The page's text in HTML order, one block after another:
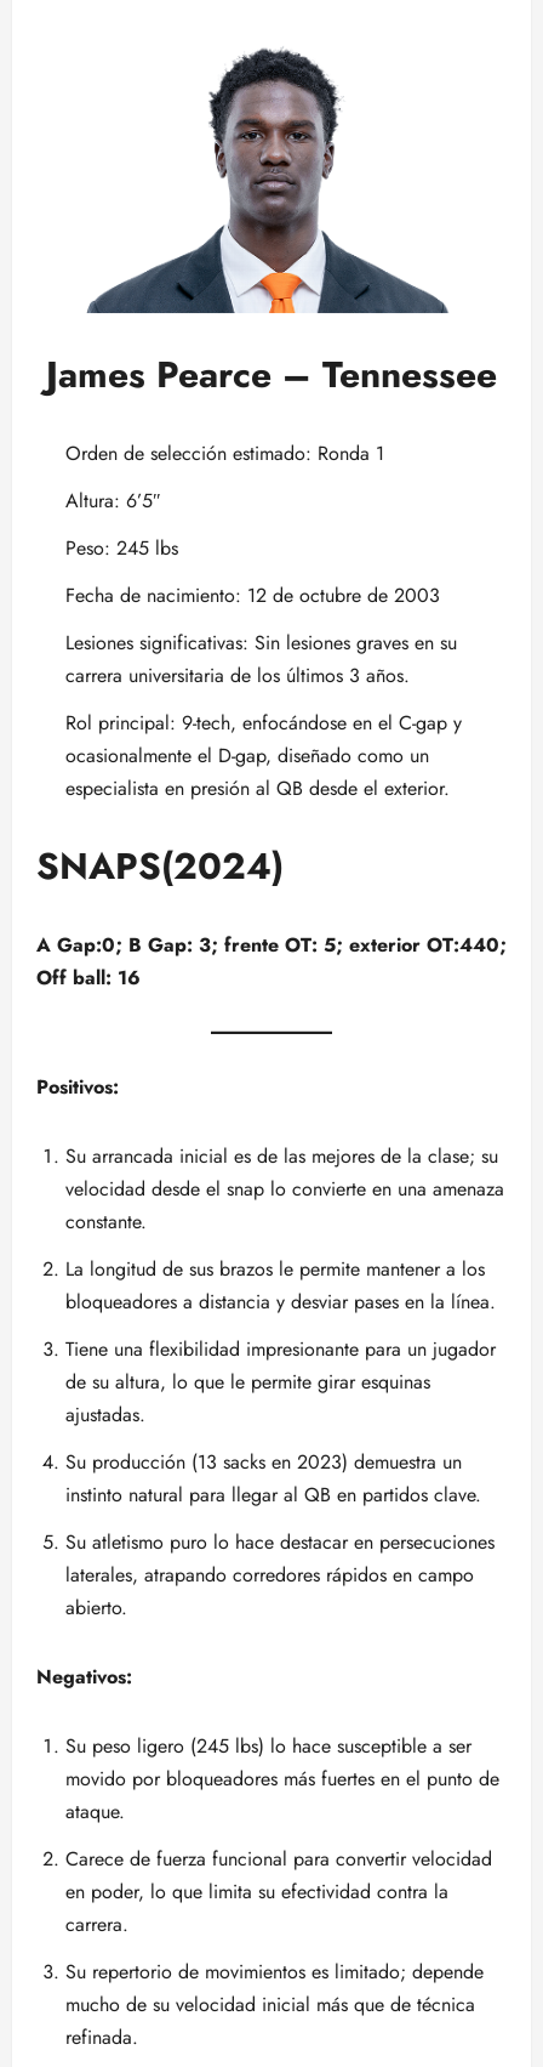
James Pearce – Tennessee
Orden de selección estimado: Ronda 1
Altura: 6’5″
Peso: 245 lbs
Fecha de nacimiento: 12 de octubre de 2003
Lesiones significativas: Sin lesiones graves en su
carrera universitaria de los últimos 3 años.
Rol principal: 9-tech, enfocándose en el C-gap y
ocasionalmente el D-gap, diseñado como un
especialista en presión al QB desde el exterior.
SNAPS(2024)
A Gap:0; B Gap: 3; frente OT: 5; exterior OT:440;
Off ball: 16
Positivos:
Su arrancada inicial es de las mejores de la clase; su
velocidad desde el snap lo convierte en una amenaza
constante.
La longitud de sus brazos le permite mantener a los
bloqueadores a distancia y desviar pases en la línea.
Tiene una flexibilidad impresionante para un jugador
de su altura, lo que le permite girar esquinas
ajustadas.
Su producción (13 sacks en 2023) demuestra un
instinto natural para llegar al QB en partidos clave.
Su atletismo puro lo hace destacar en persecuciones
laterales, atrapando corredores rápidos en campo
abierto.
Negativos:
Su peso ligero (245 lbs) lo hace susceptible a ser
movido por bloqueadores más fuertes en el punto de
ataque.
Carece de fuerza funcional para convertir velocidad
en poder, lo que limita su efectividad contra la
carrera.
Su repertorio de movimientos es limitado; depende
mucho de su velocidad inicial más que de técnica
refinada.